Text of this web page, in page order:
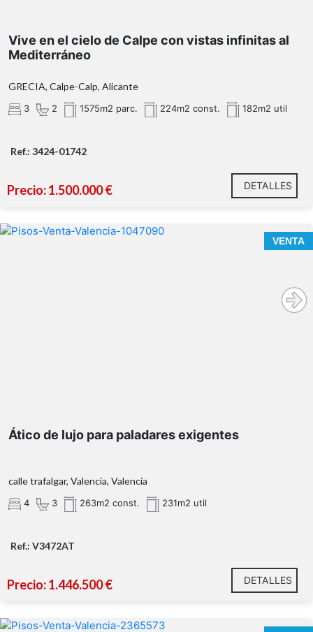
Vive en el cielo de Calpe con vistas infinitas al
Mediterráneo
GRECIA, Calpe-Calp, Alicante
3 2 1575m2 parc. 224m2 const. 182m2 util
Ref.: 3424-01742
Precio: 1.500.000 € DETALLES
VENTA
Ático Dúplex frente a la Ciudad de las Artes y las
Ático de lujo para paladares exigentes
calle trafalgar, Valencia, Valencia
4 3 263m2 const. 231m2 util
Ref.: V3472AT
Precio: 1.446.500 € DETALLES